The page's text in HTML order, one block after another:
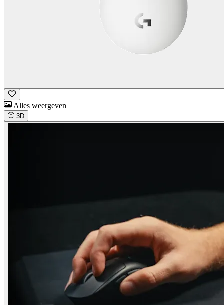
Alles weergeven
3D